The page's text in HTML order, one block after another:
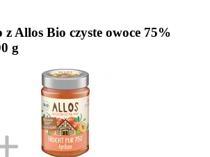
z Allos Bio czyste owoce 75%
g